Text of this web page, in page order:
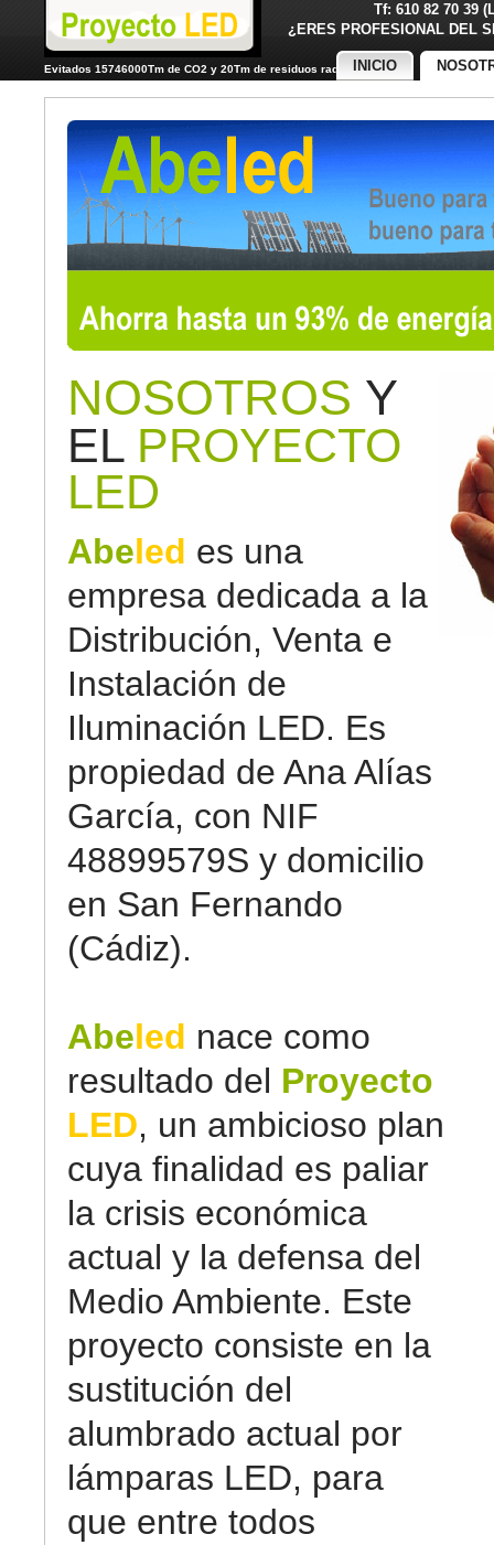
Tf: 610 82 70 39
¿ERES PROFESIONAL
Evitados 15746000Tm de CO2 y 20Tm de residuos radiactivos
INICIO
NOSOTROS Y
EL PROYECTO
LED
Abeled es una
empresa dedicada a la
Distribución, Venta e
Instalación de
Iluminación LED. Es
propiedad de Ana Alías
García, con NIF
48899579S y domicilio
en San Fernando
(Cádiz).
Abeled nace como
resultado del Proyecto
LED, un ambicioso plan
cuya finalidad es paliar
la crisis económica
actual y la defensa del
Medio Ambiente. Este
proyecto consiste en la
sustitución del
alumbrado actual por
lámparas LED, para
que entre todos